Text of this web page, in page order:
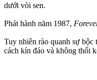
dưới vòi sen.
Phát hành năm 1987,
Tuy nhiên rào quanh sự
cách kín đáo và không thổi